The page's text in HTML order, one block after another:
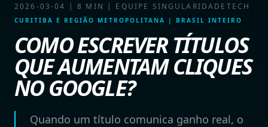
2026-03-04 |8 MIN | EQUIPE SINGULARIDADETECH
CURITIBA E REGIÃO METROPOLITANA | BRASIL INTEIRO
COMO ESCREVER TÍTULOS
QUE AUMENTAM CLIQUES
NO GOOGLE?
Quando um título comunica ganho real, o